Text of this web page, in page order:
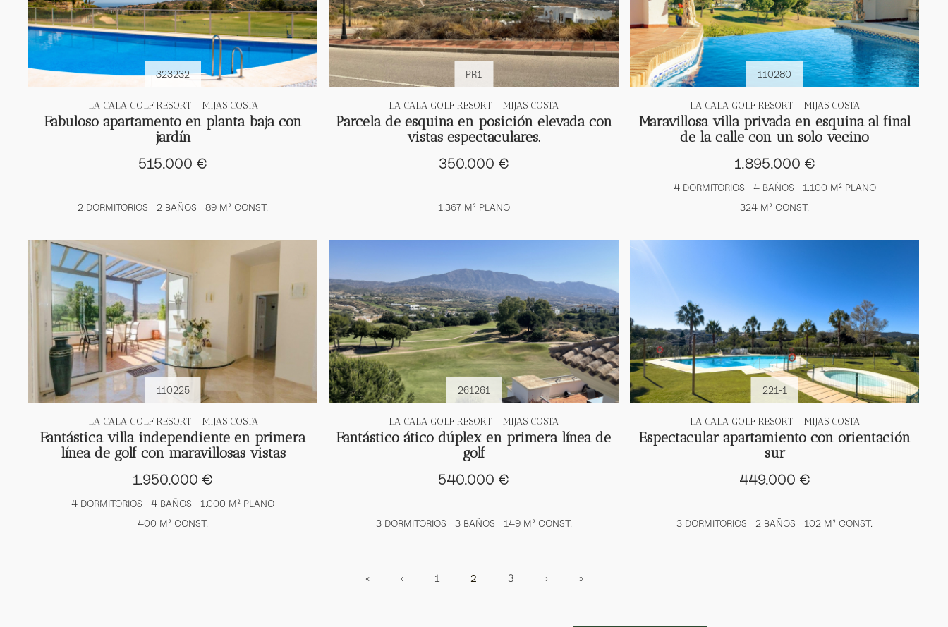
LA CALA GOLF RESORT – MIJAS COSTA
Fabuloso apartamento en planta baja con
jardín
515.000 €
2 DORMITORIOS 2 BAÑOS 89 M² CONST.
323232
LA CALA GOLF RESORT – MIJAS COSTA
Parcela de esquina en posición elevada con
vistas espectaculares.
350.000 €
1.367 M² PLANO
PR1
LA CALA GOLF RESORT – MIJAS COSTA
Maravillosa villa privada en esquina al final
de la calle con un solo vecino
1.895.000 €
4 DORMITORIOS 4 BAÑOS
1.100 M² PLANO
324 M² CONST.
110280
LA CALA GOLF RESORT – MIJAS COSTA
Fantástica villa independiente en primera
línea de golf con maravillosas vistas
1.950.000 €
4 DORMITORIOS 4 BAÑOS
1.000 M² PLANO
400 M² CONST.
110225
LA CALA GOLF RESORT – MIJAS COSTA
Fantástico ático dúplex en primera línea de
golf
540.000 €
3 DORMITORIOS 3 BAÑOS 149 M² CONST.
261261
LA CALA GOLF RESORT – MIJAS COSTA
Espectacular apartamiento con orientación
sur
449.000 €
3 DORMITORIOS 2 BAÑOS 102 M² CONST.
221-1
« ‹ 1 2 3 › »